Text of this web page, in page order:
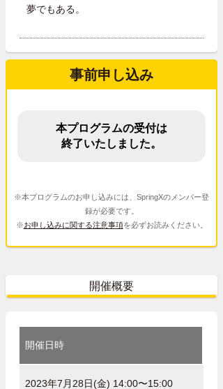
夢でもある。
事前申し込み
本プログラムの受付は
終了いたしました。
※本プログラムのお申し込みには、SpringXのメンバー登
録が必要です。
※お申し込みに関する注意事項を必ずお読みください。
開催概要
開催日時
2023年7月28日(金) 14:00〜15:00